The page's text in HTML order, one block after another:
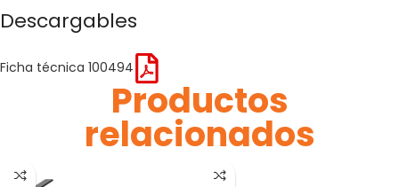
Descargables
Ficha técnica 100494
Productos
relacionados